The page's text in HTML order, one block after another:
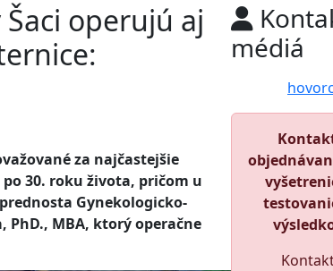
operujú aj
za najčastejšie
30. roku života, pričom u
Gynekologicko-
PhD., MBA, ktorý operačne
médiá